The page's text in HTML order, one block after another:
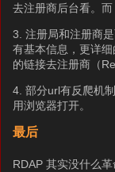
去注册商后台看。
3. 注册局和注册商
有基本信息，更详
的链接去注册商（
4. 部分url有反爬机
用浏览器打开。
最后
RDAP 其实没什么